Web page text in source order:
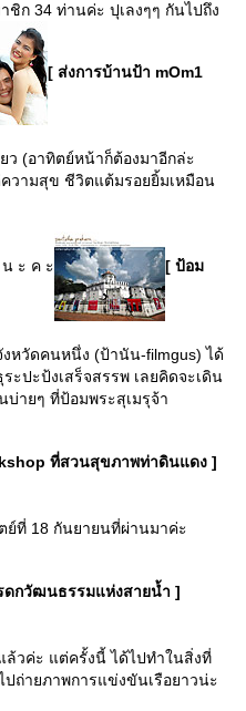
ก 34 ท่านค่ะ ปุเลงๆๆ กันไปถึง
[ ส่งการบ้านป้า mOm1
(อาทิตย์หน้าก็ต้องมาอีกล่ะ
วามสุข ชีวิตแต้มรอยยิ้มเหมือน
ะ ค ะ [ ป้อม
หวัดคนหนึ่ง (ป้านัน-filmgus) ได้
ะปะป้งเสร็จสรรพ เลยคิดจะเดิน
บ่ายๆ ที่ป้อมพระสุเมรุจ้า
ที่สวนสุขภาพท่าดินแดง ]
ย์ที่ 18 กันยายนที่ผ่านมาค่ะ
ดกวัฒนธรรมแห่งสายน้ำ ]
ล้วค่ะ แต่ครั้งนี้ ได้ไปทำในสิ่งที่
ถ่ายภาพการแข่งขันเรือยาวน่ะ